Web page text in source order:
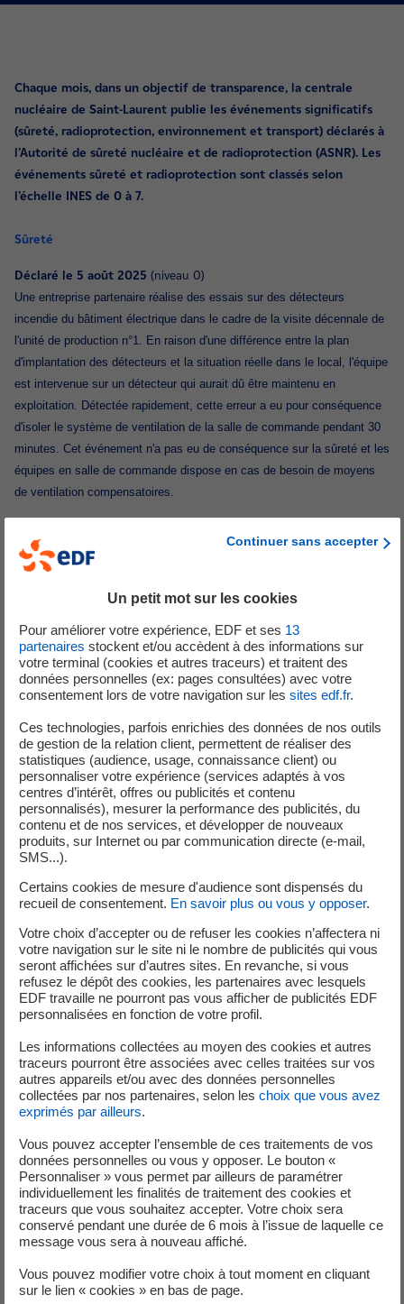
Chaque mois, dans un objectif de transparence, la centrale
nucléaire de Saint-Laurent publie les événements significatifs
(sûreté, radioprotection, environnement et transport) déclarés à
l'Autorité de sûreté nucléaire et de radioprotection (ASNR). Les
événements sûreté et radioprotection sont classés selon
l'échelle INES de 0 à 7.
Sûreté
Déclaré le 5 août 2025 (niveau 0)
Une entreprise partenaire réalise des essais sur des détecteurs
incendie du bâtiment électrique dans le cadre de la visite décennale de
l'unité de production n°1. En raison d'une différence entre la plan
d'implantation des détecteurs et la situation réelle dans le local, l'équipe
est intervenue sur un détecteur qui aurait dû être maintenu en
exploitation. Détectée rapidement, cette erreur a eu pour conséquence
d'isoler le système de ventilation de la salle de commande pendant 30
minutes. Cet événement n'a pas eu de conséquence sur la sûreté et les
équipes en salle de commande dispose en cas de besoin de moyens
de ventilation compensatoires.
Le système de protection du réacteur, regroupe le matériel
l'arrêt automatique du réacteur et le déclenchement d'équipements
possède deux voies redondantes, c'est-à-dire identiques et
indépendantes. Une seule de ces deux voies suffit à remplir
l'ensemble des fonctions de sûreté consacrées au système de
ce système de protection du réacteur est réalisé dans le cadre de la
fin de la visite décennale de l'unité de production n°1. Lors d'un test
d'ouverture d'une vanne, l'agent de terrain constate que le niveau
de bore* du circuit d'injection de sécurité est inférieur au minimum
requis par les règles d'exploitation. Dès l'origine identifiée, un
appoint a été réalisé pour retrouver un niveau conforme et
reprendre les étapes de l'essai. Cette événement n'a eu aucune
conséquence sur la sûreté des installations mais l'atteinte d'un
niveau bas en bore est redevable d'une déclaration à l'ASNR.
*Le bore (ou acide borique), est un élément chimique, mesuré en
« ppm », ayant la propriété d’absorber les neutrons produits par
la réaction nucléaire dans la cuve du réacteur.
Dans le cadre de la montée en charge de l'unité de production n°1 après
sa visite décennale, un arrêt automatique du réacteur est survenu entre
12 et 16% de puissance en raison d'un niveau d'eau insuffisant dans un
des trois générateurs de vapeur. L'origine a rapidement été identifiée au
niveau du poste d'eau de la salle des machine, en lien avec une
configuration de circuit où deux vannes étaient en position fermée. Cet
arrêt automatique n'a pas eu de conséquence sur la sûreté des
installations mais il est redevable d'une déclaration auprès de l'ASNR.
La réouverture des vannes et l'ensemble des investigations
complémentaires ont permis de valider les opérations de reconnexion et
de remontée en puissance du réacteur.
Continuer sans accepter
Un petit mot sur les cookies
Pour améliorer votre expérience, EDF et ses 13
partenaires stockent et/ou accèdent à des informations sur
votre terminal (cookies et autres traceurs) et traitent des
données personnelles (ex: pages consultées) avec votre
consentement lors de votre navigation sur les sites edf.fr.
Ces technologies, parfois enrichies des données de nos outils
de gestion de la relation client, permettent de réaliser des
statistiques (audience, usage, connaissance client) ou
personnaliser votre expérience (services adaptés à vos
centres d’intérêt, offres ou publicités et contenu
personnalisés), mesurer la performance des publicités, du
contenu et de nos services, et développer de nouveaux
produits, sur Internet ou par communication directe (e-mail,
SMS...).
Certains cookies de mesure d'audience sont dispensés du
recueil de consentement. En savoir plus ou vous y opposer.
Votre choix d’accepter ou de refuser les cookies n’affectera ni
votre navigation sur le site ni le nombre de publicités qui vous
seront affichées sur d’autres sites. En revanche, si vous
refusez le dépôt des cookies, les partenaires avec lesquels
EDF travaille ne pourront pas vous afficher de publicités EDF
personnalisées en fonction de votre profil.
Les informations collectées au moyen des cookies et autres
traceurs pourront être associées avec celles traitées sur vos
autres appareils et/ou avec des données personnelles
collectées par nos partenaires, selon les choix que vous avez
exprimés par ailleurs.
Vous pouvez accepter l’ensemble de ces traitements de vos
données personnelles ou vous y opposer. Le bouton «
Personnaliser » vous permet par ailleurs de paramétrer
individuellement les finalités de traitement des cookies et
traceurs que vous souhaitez accepter. Votre choix sera
conservé pendant une durée de 6 mois à l’issue de laquelle ce
message vous sera à nouveau affiché.
Vous pouvez modifier votre choix à tout moment en cliquant
sur le lien « cookies » en bas de page.